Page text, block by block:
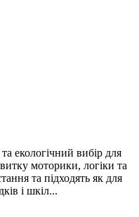
екологічний вибір для
моторики, логіки та
та підходять як для
і шкіл...